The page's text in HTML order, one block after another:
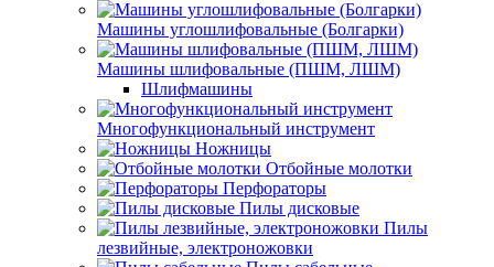
Машины углошлифовальные (Болгарки)
Машины шлифовальные (ПШМ, ЛШМ)
Шлифмашины
Многофункциональный инструмент
Ножницы
Отбойные молотки
Перфораторы
Пилы дисковые
Пилы
лезвийные, электроножовки